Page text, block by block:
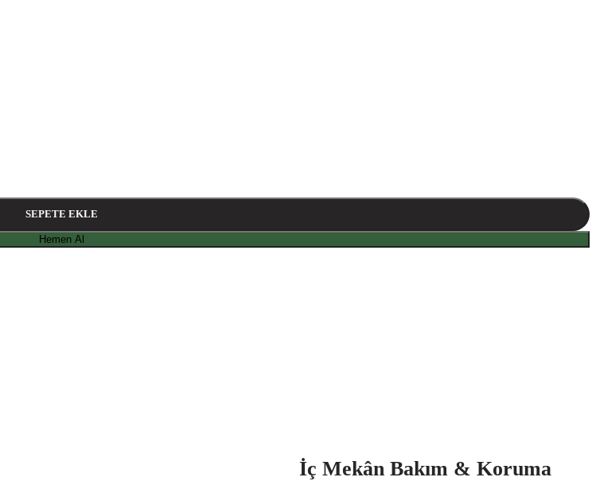
SEPETE EKLE
Hemen Al
İç Mekân Bakım & Koruma